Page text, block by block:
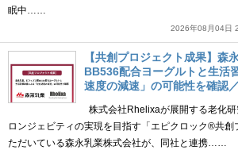
眠中……
2026年08月04日
【共創プロジェクト成果】森
BB536配合ヨーグルトと生活
速度の減速」の可能性を確認
株式会社Rhelixaが展開する老化研
ロンジェビティの実現を目指す「エピクロック®共創
ただいている森永乳業株式会社が、同社と連携……